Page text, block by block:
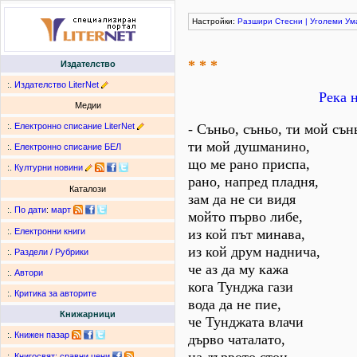
Издателство
:. Издателство LiterNet
Медии
:. Електронно списание LiterNet
:. Електронно списание БЕЛ
:. Културни новини
Каталози
:. По дати: март
:. Електронни книги
:. Раздели / Рубрики
:. Автори
:. Критика за авторите
Книжарници
:. Книжен пазар
Настройки: Разшири Стесни | Уголеми
* * *
Река
- Съньо, съньо, ти мой
ти мой душманино,
що ме рано приспа,
рано, напред пладня,
зам да не си видя
мойто първо либе,
из кой път минава,
из кой друм наднича,
че аз да му кажа
кога Тунджа гази
вода да не пие,
че Тунджата влачи
дърво чаталато,